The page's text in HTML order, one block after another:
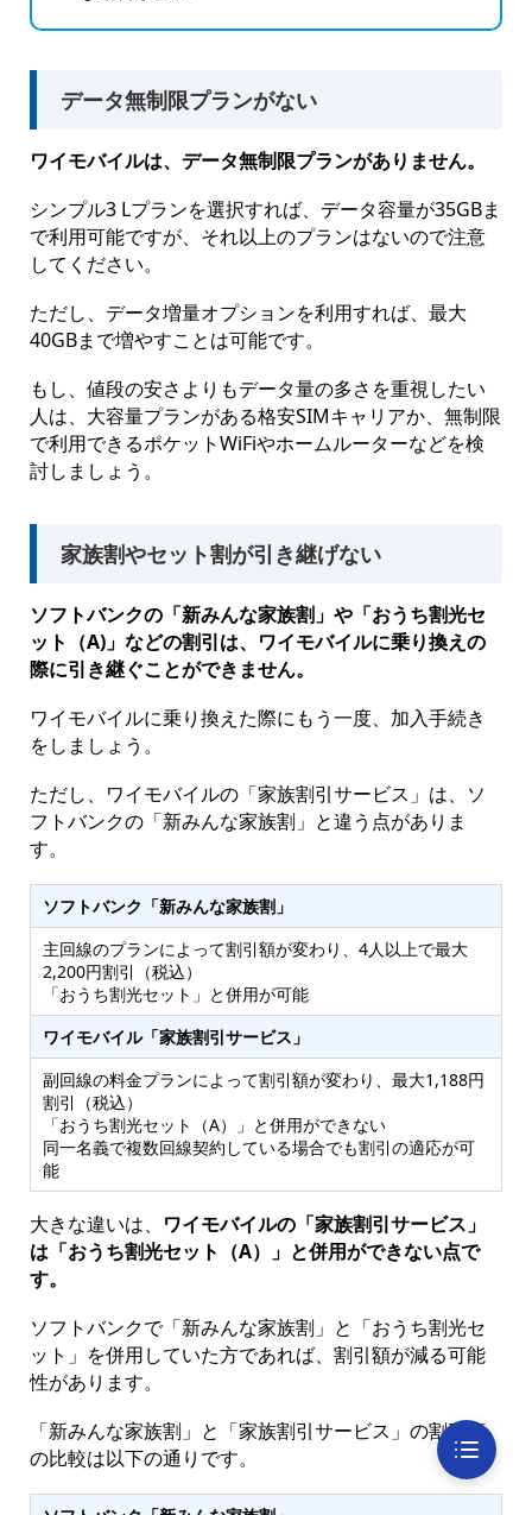
データ無制限プランがない
ワイモバイルは、データ無制限プランがありません。
シンプル3 Lプランを選択すれば、データ容量が35GBま
で利用可能ですが、それ以上のプランはないので注意
してください。
ただし、データ増量オプションを利用すれば、最大
40GBまで増やすことは可能です。
もし、値段の安さよりもデータ量の多さを重視したい
人は、大容量プランがある格安SIMキャリアか、無制限
で利用できるポケットWiFiやホームルーターなどを検
討しましょう。
家族割やセット割が引き継げない
ソフトバンクの「新みんな家族割」や「おうち割光セ
ット（A)」などの割引は、ワイモバイルに乗り換えの
際に引き継ぐことができません。
ワイモバイルに乗り換えた際にもう一度、加入手続き
をしましょう。
ただし、ワイモバイルの「家族割引サービス」は、ソ
フトバンクの「新みんな家族割」と違う点がありま
す。
ソフトバンク「新みんな家族割」
主回線のプランによって割引額が変わり、4人以上で最大
2,200円割引（税込）
「おうち割光セット」と併用が可能
ワイモバイル「家族割引サービス」
副回線の料金プランによって割引額が変わり、最大1,188円
割引（税込）
「おうち割光セット（A）」と併用ができない
同一名義で複数回線契約している場合でも割引の適応が可
能
大きな違いは、 ワイモバイルの「家族割引サービス」
は「おうち割光セット（A）」と併用ができない点で
す。
ソフトバンクで「新みんな家族割」と「おうち割光セ
ット」を併用していた方であれば、割引額が減る可能
性があります。
「新みんな家族割」と「家族割引サービス」の割引額
の比較は以下の通りです。